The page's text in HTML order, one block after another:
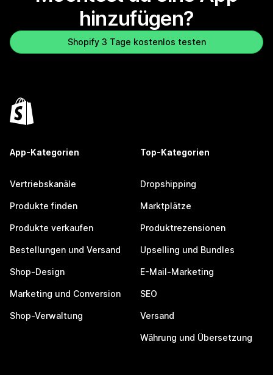
hinzufügen?
Shopify 3 Tage kostenlos testen
App-Kategorien
Vertriebskanäle
Produkte finden
Produkte verkaufen
Bestellungen und Versand
Shop-Design
Marketing und Conversion
Shop-Verwaltung
Top-Kategorien
Dropshipping
Marktplätze
Produktrezensionen
Upselling und Bundles
E-Mail-Marketing
SEO
Versand
Währung und Übersetzung